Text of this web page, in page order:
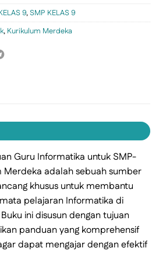
9,SMP KELAS 9
, Kurikulum Merdeka
Guru Informatika untuk SMP-
Merdeka adalah sebuah sumber
khusus untuk membantu
pelajaran Informatika di
ini disusun dengan tujuan
panduan yang komprehensif
dapat mengajar dengan efektif